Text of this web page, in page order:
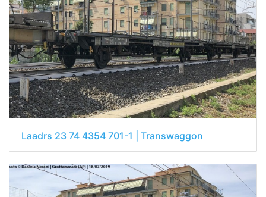
Laadrs 23 74 4354 701-1 | Transwaggon